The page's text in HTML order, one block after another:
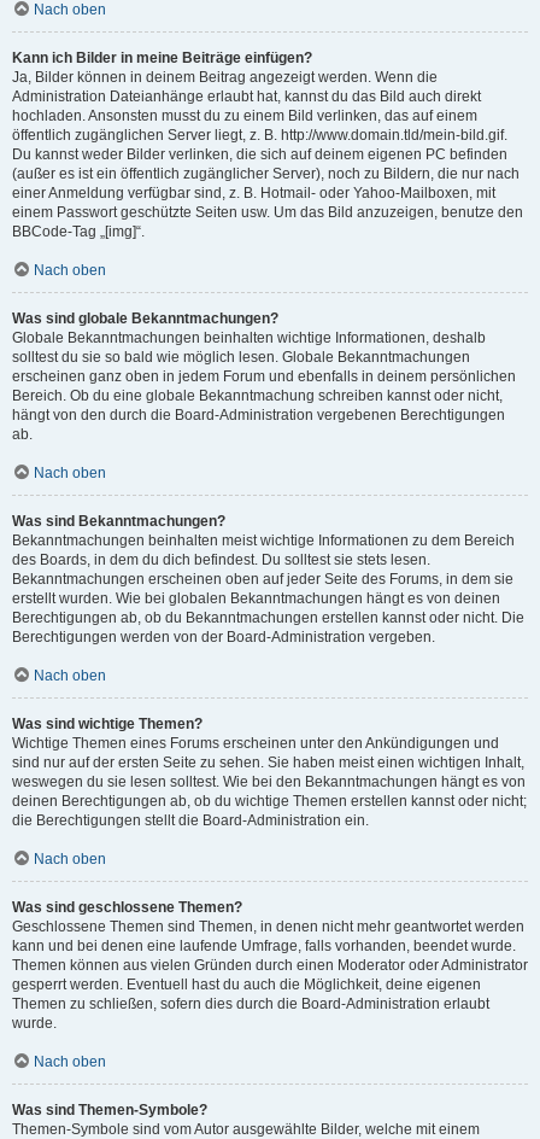
Nach oben
Kann ich Bilder in meine Beiträge einfügen?
Ja, Bilder können in deinem Beitrag angezeigt werden. Wenn die
Administration Dateianhänge erlaubt hat, kannst du das Bild auch direkt
hochladen. Ansonsten musst du zu einem Bild verlinken, das auf einem
öffentlich zugänglichen Server liegt, z. B. http://www.domain.tld/mein-bild.gif.
Du kannst weder Bilder verlinken, die sich auf deinem eigenen PC befinden
(außer es ist ein öffentlich zugänglicher Server), noch zu Bildern, die nur nach
einer Anmeldung verfügbar sind, z. B. Hotmail- oder Yahoo-Mailboxen, mit
einem Passwort geschützte Seiten usw. Um das Bild anzuzeigen, benutze den
BBCode-Tag „[img]“.
Nach oben
Was sind globale Bekanntmachungen?
Globale Bekanntmachungen beinhalten wichtige Informationen, deshalb
solltest du sie so bald wie möglich lesen. Globale Bekanntmachungen
erscheinen ganz oben in jedem Forum und ebenfalls in deinem persönlichen
Bereich. Ob du eine globale Bekanntmachung schreiben kannst oder nicht,
hängt von den durch die Board-Administration vergebenen Berechtigungen
ab.
Nach oben
Was sind Bekanntmachungen?
Bekanntmachungen beinhalten meist wichtige Informationen zu dem Bereich
des Boards, in dem du dich befindest. Du solltest sie stets lesen.
Bekanntmachungen erscheinen oben auf jeder Seite des Forums, in dem sie
erstellt wurden. Wie bei globalen Bekanntmachungen hängt es von deinen
Berechtigungen ab, ob du Bekanntmachungen erstellen kannst oder nicht. Die
Berechtigungen werden von der Board-Administration vergeben.
Nach oben
Was sind wichtige Themen?
Wichtige Themen eines Forums erscheinen unter den Ankündigungen und
sind nur auf der ersten Seite zu sehen. Sie haben meist einen wichtigen Inhalt,
weswegen du sie lesen solltest. Wie bei den Bekanntmachungen hängt es von
deinen Berechtigungen ab, ob du wichtige Themen erstellen kannst oder nicht;
die Berechtigungen stellt die Board-Administration ein.
Nach oben
Was sind geschlossene Themen?
Geschlossene Themen sind Themen, in denen nicht mehr geantwortet werden
kann und bei denen eine laufende Umfrage, falls vorhanden, beendet wurde.
Themen können aus vielen Gründen durch einen Moderator oder Administrator
gesperrt werden. Eventuell hast du auch die Möglichkeit, deine eigenen
Themen zu schließen, sofern dies durch die Board-Administration erlaubt
wurde.
Nach oben
Was sind Themen-Symbole?
Themen-Symbole sind vom Autor ausgewählte Bilder, welche mit einem